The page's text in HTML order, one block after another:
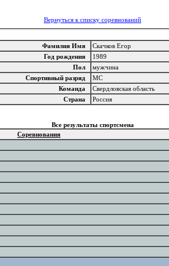
Вернуться к списку соревнований
Фамилия Имя
Скачков Егор
Год рождения
1989
Пол
мужчина
Спортивный разряд
МС
Команда
Свердловская область
Страна
Россия
Все результаты спортсмена
Соревнования